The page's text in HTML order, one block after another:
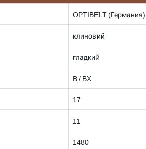
OPTIBELT (Германия)
клиновий
гладкий
B / BX
17
11
1480